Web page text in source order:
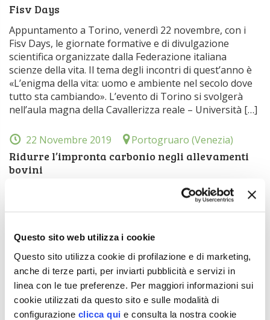
Questo sito web utilizza i cookie
Questo sito utilizza cookie di profilazione e di marketing,
anche di terze parti, per inviarti pubblicità e servizi in
linea con le tue preferenze. Per maggiori informazioni sui
cookie utilizzati da questo sito e sulle modalità di
configurazione clicca qui e consulta la nostra cookie
Fisv Days
Appuntamento a Torino, venerdì 22 novembre, con i
Fisv Days, le giornate formative e di divulgazione
scientifica organizzate dalla Federazione italiana
scienze della vita. Il tema degli incontri di quest’anno è
«L’enigma della vita: uomo e ambiente nel secolo dove
tutto sta cambiando». L’evento di Torino si svolgerà
nell’aula magna della Cavallerizza reale – Università […]
22 Novembre 2019 Portogruaro (Venezia)
Ridurre l’impronta carbonio negli allevamenti
bovini
Unicarve organizza venerdì 22 novembre un open day
sul tema «Riduzione dell’impronta di carbonio negli
agricola Nuova Annia, in via Annia, 96 a Lugugnana di
Portogruaro (Venezia) con inizio alle ore 9.
Interverranno: L. Migliorati, S. Carè, C. Montanari, […]
22 Novembre 2019 Firenze
Riflessioni sull’uso del rame